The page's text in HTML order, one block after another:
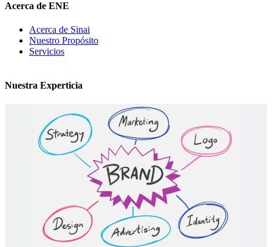
Acerca de ENE
Acerca de Sinai
Nuestro Propósito
Servicios
Nuestra Experticia